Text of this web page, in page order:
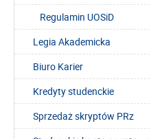
Regulamin UOSiD
Legia Akademicka
Biuro Karier
Kredyty studenckie
Sprzedaż skryptów PRz